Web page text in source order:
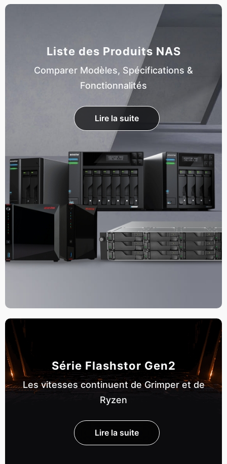
Liste des Produits NAS
Comparer Modèles, Spécifications &
Fonctionnalités
Lire la suite
Série Flashstor Gen2
Les vitesses continuent de Grimper et de
Ryzen
Lire la suite